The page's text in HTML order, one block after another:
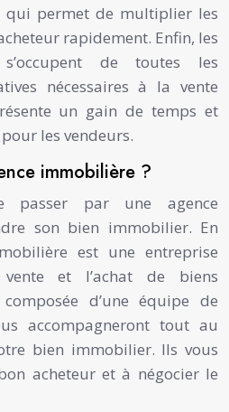
qui permet de multiplier les
rapidement. Enfin, les
de toutes les
nécessaires à la vente
un gain de temps et
les vendeurs.
immobilière ?
par une agence
son bien immobilier. En
est une entreprise
et l’achat de biens
d’une équipe de
accompagneront tout au
bien immobilier. Ils vous
acheteur et à négocier le